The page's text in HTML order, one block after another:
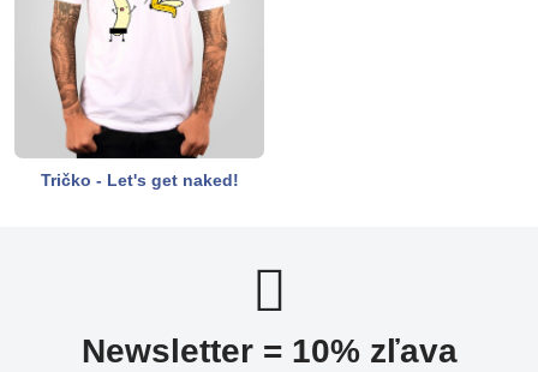
Tričko - Let's get naked!
Newsletter = 10% zľava